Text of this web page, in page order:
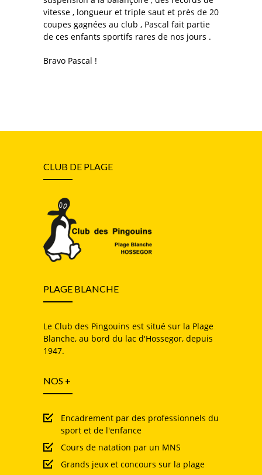
vitesse , longueur et triple saut et près de 20
coupes gagnées au club , Pascal fait partie
de ces enfants sportifs rares de nos jours .
Bravo Pascal !
CLUB DE PLAGE
PLAGE BLANCHE
Le Club des Pingouins est situé sur la Plage
Blanche, au bord du lac d'Hossegor, depuis
1947.
NOS +
Encadrement par des professionnels du
sport et de l'enfance
Cours de natation par un MNS
Grands jeux et concours sur la plage